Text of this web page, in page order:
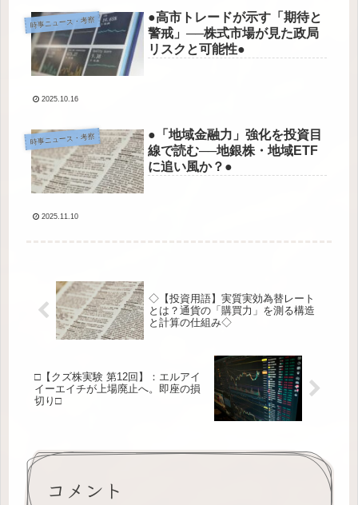
時事ニュース・考察
●高市トレードが示す「期待と
警戒」──株式市場が見た政局
リスクと可能性●
2025.10.16
時事ニュース・考察
●「地域金融力」強化を投資目
線で読む──地銀株・地域ETF
に追い風か？●
2025.11.10
◇【投資用語】実質実効為替レート
とは？通貨の「購買力」を測る構造
と計算の仕組み◇
□【クズ株実験 第12回】：エルアイ
イーエイチが上場廃止へ。即座の損
切り□
コメント